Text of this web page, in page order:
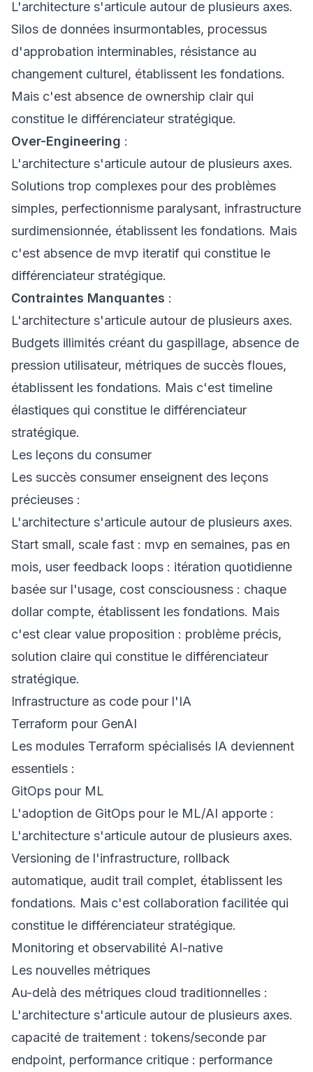
L'architecture s'articule autour de plusieurs axes.
Silos de données insurmontables, processus
d'approbation interminables, résistance au
changement culturel, établissent les fondations.
Mais c'est absence de ownership clair qui
constitue le différenciateur stratégique.
Over-Engineering :
L'architecture s'articule autour de plusieurs axes.
Solutions trop complexes pour des problèmes
simples, perfectionnisme paralysant, infrastructure
surdimensionnée, établissent les fondations. Mais
c'est absence de mvp iteratif qui constitue le
différenciateur stratégique.
Contraintes Manquantes :
L'architecture s'articule autour de plusieurs axes.
Budgets illimités créant du gaspillage, absence de
pression utilisateur, métriques de succès floues,
établissent les fondations. Mais c'est timeline
élastiques qui constitue le différenciateur
stratégique.
Les leçons du consumer
Les succès consumer enseignent des leçons
précieuses :
L'architecture s'articule autour de plusieurs axes.
Start small, scale fast : mvp en semaines, pas en
mois, user feedback loops : itération quotidienne
basée sur l'usage, cost consciousness : chaque
dollar compte, établissent les fondations. Mais
c'est clear value proposition : problème précis,
solution claire qui constitue le différenciateur
stratégique.
Infrastructure as code pour l'IA
Terraform pour GenAI
Les modules Terraform spécialisés IA deviennent
essentiels :
GitOps pour ML
L'adoption de GitOps pour le ML/AI apporte :
L'architecture s'articule autour de plusieurs axes.
Versioning de l'infrastructure, rollback
automatique, audit trail complet, établissent les
fondations. Mais c'est collaboration facilitée qui
constitue le différenciateur stratégique.
Monitoring et observabilité AI-native
Les nouvelles métriques
Au-delà des métriques cloud traditionnelles :
L'architecture s'articule autour de plusieurs axes.
capacité de traitement : tokens/seconde par
endpoint, performance critique : performance